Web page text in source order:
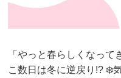
「やっと春らしくなっ
こ数日は冬に逆戻り!? ❄️